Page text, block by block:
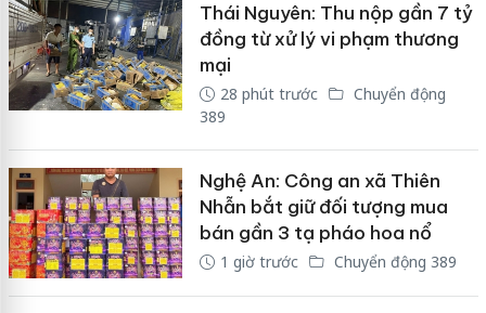
Thái Nguyên: Thu nộp gần 7 tỷ
đồng từ xử lý vi phạm thương
mại
28 phút trước
Chuyển động
389
Nghệ An: Công an xã Thiên
Nhẫn bắt giữ đối tượng mua
bán gần 3 tạ pháo hoa nổ
1 giờ trước Chuyển động 389